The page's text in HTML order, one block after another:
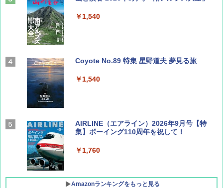
￥1,540
Coyote No.89 特集 星野道夫 夢見る旅
￥1,540
AIRLINE（エアライン）2026年9月号【特
集】ボーイング110周年を祝して！
￥1,760
Amazonランキングをもっと見る